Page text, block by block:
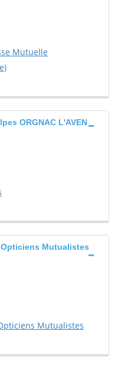
Mutuelle
ORGNAC L'AVEN
Mutualistes
Mutualistes